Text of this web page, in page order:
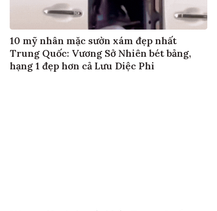
10 mỹ nhân mặc sườn xám đẹp nhất
Trung Quốc: Vương Sở Nhiên bét bảng,
hạng 1 đẹp hơn cả Lưu Diệc Phi